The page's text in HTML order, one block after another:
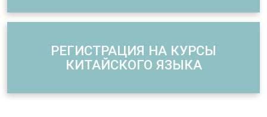
РЕГИСТРАЦИЯ НА КУРСЫ
КИТАЙСКОГО ЯЗЫКА